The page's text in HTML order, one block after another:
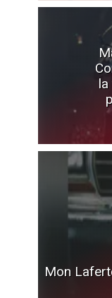
Mon